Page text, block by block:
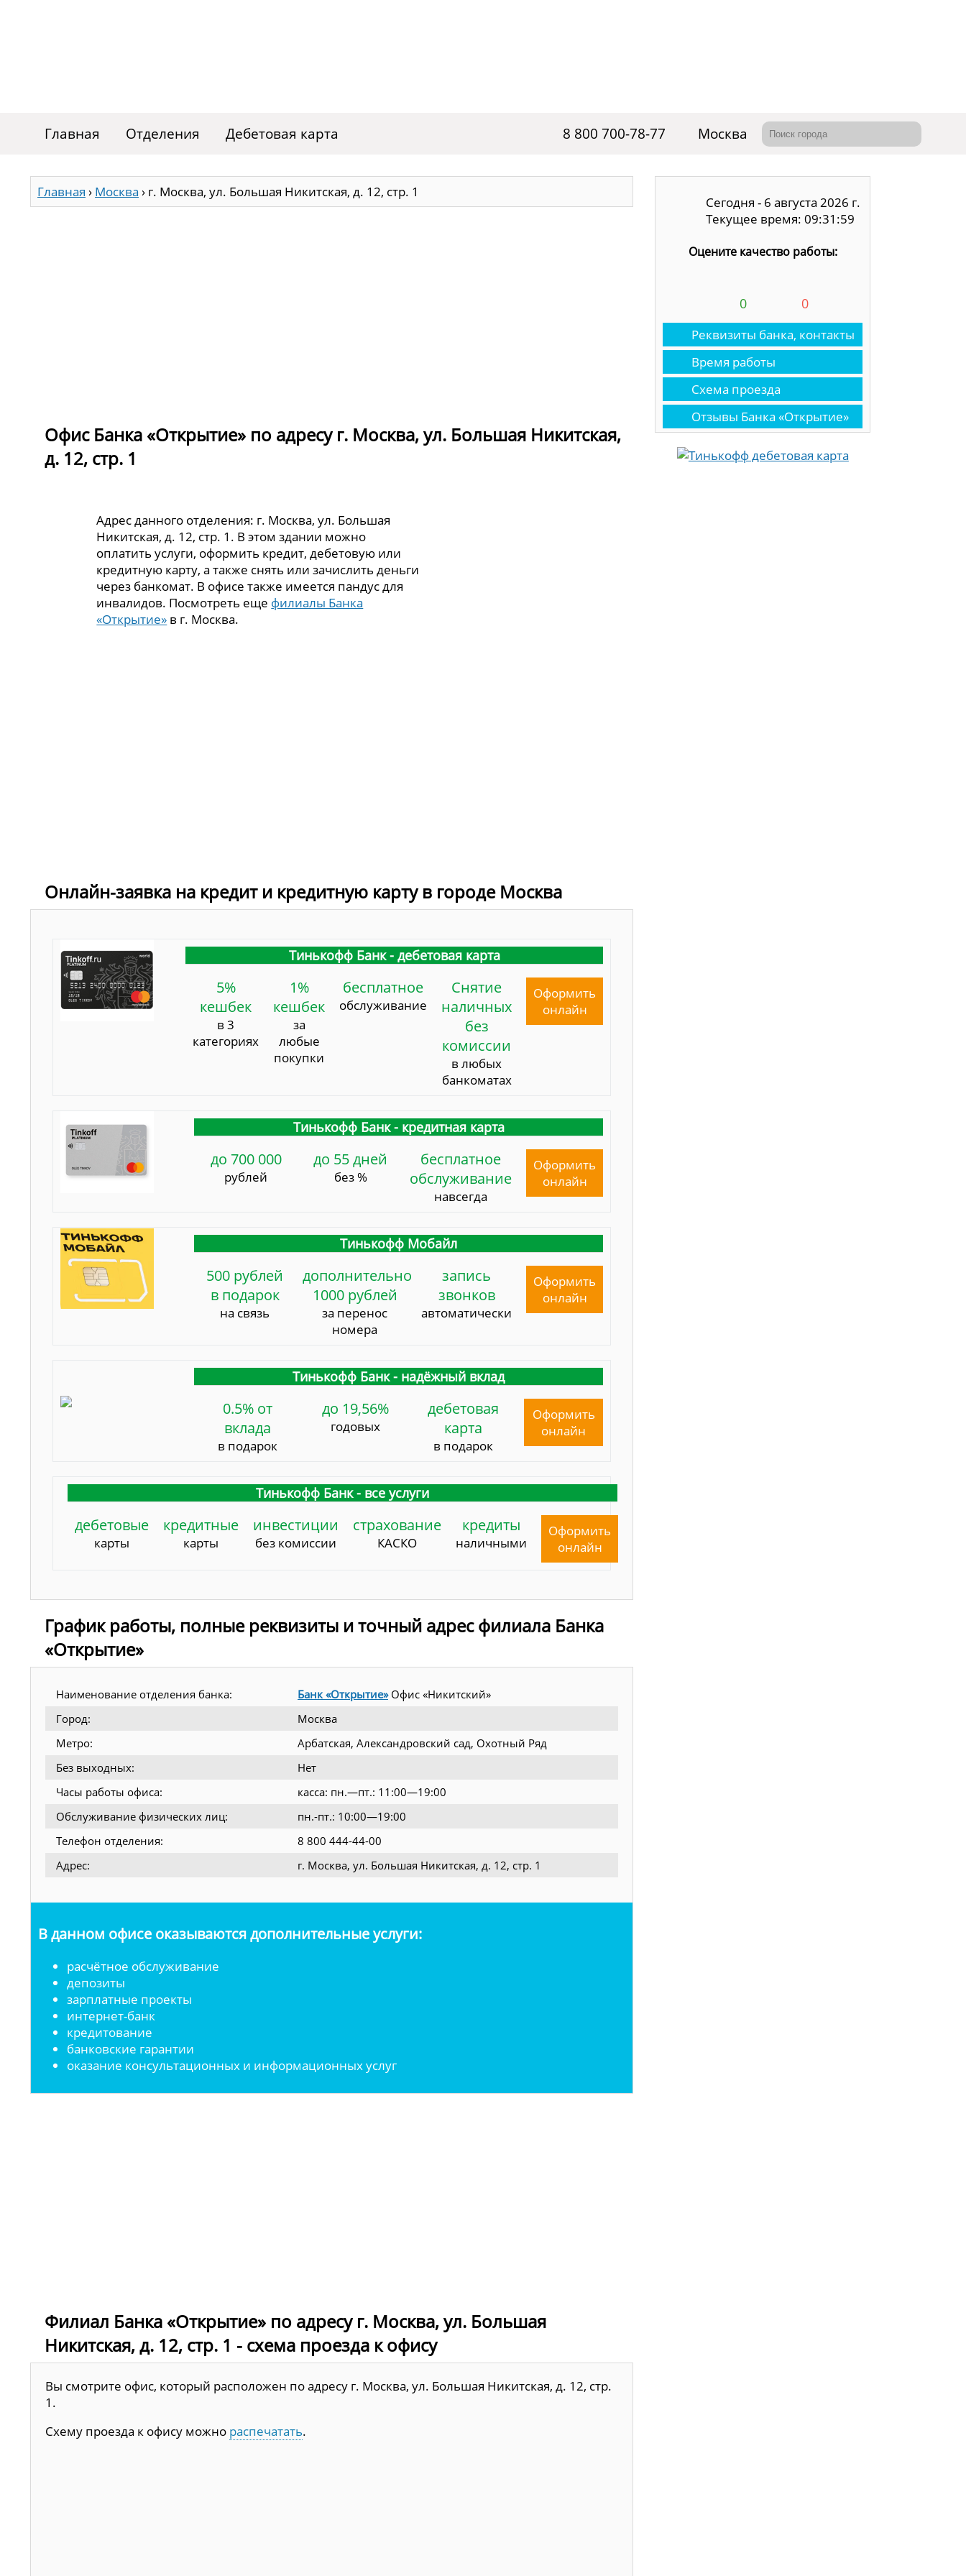
Главная Отделения Дебетовая карта 8 800 700-78-77 Москва
Главная › Москва › г. Москва, ул. Большая Никитская, д. 12, стр. 1
Офис Банка «Открытие» по адресу г. Москва, ул. Большая Никитская,
д. 12, стр. 1
Адрес данного отделения: г. Москва, ул. Большая
Никитская, д. 12, стр. 1. В этом здании можно
оплатить услуги, оформить кредит, дебетовую или
кредитную карту, а также снять или зачислить деньги
через банкомат. В офисе также имеется пандус для
инвалидов. Посмотреть еще филиалы Банка
«Открытие» в г. Москва.
Онлайн-заявка на кредит и кредитную карту в городе Москва
Тинькофф Банк - дебетовая карта
5%
кешбек
в 3
категориях
1%
кешбек
за
любые
покупки
бесплатное
обслуживание
Снятие
наличных
без
комиссии
в любых
банкоматах
Оформить
онлайн
Тинькофф Банк - кредитная карта
до 700 000
рублей
до 55 дней
без %
бесплатное
обслуживание
навсегда
Оформить
онлайн
Тинькофф Мобайл
500 рублей
в подарок
на связь
дополнительно
1000 рублей
за перенос
номера
запись
звонков
автоматически
Оформить
онлайн
Тинькофф Банк - надёжный вклад
0.5% от
вклада
в подарок
до 19,56%
годовых
дебетовая
карта
в подарок
Оформить
онлайн
Тинькофф Банк - все услуги
дебетовые
карты
кредитные
карты
инвестиции
без комиссии
страхование
КАСКО
кредиты
наличными
Оформить
онлайн
График работы, полные реквизиты и точный адрес филиала Банка
«Открытие»
Наименование отделения банка: Банк «Открытие»Офис «Никитский»
Город:
Москва
Метро:
Арбатская, Александровский сад, Охотный Ряд
Без выходных:
Нет
Часы работы офиса:
касса: пн.—пт.: 11:00—19:00
Обслуживание физических лиц:
пн.-пт.: 10:00—19:00
Телефон отделения:
8 800 444-44-00
Адрес:
г. Москва, ул. Большая Никитская, д. 12, стр. 1
В данном офисе оказываются дополнительные услуги:
расчётное обслуживание
депозиты
зарплатные проекты
интернет-банк
кредитование
банковские гарантии
оказание консультационных и информационных услуг
Филиал Банка «Открытие» по адресу г. Москва, ул. Большая
Никитская, д. 12, стр. 1 - схема проезда к офису
Вы смотрите офис, который расположен по адресу г. Москва, ул. Большая Никитская, д. 12, стр.
1.
Схему проезда к офису можно распечатать.
Сегодня - 6 августа 2026 г.
Текущее время: 09:32:00
Оцените качество работы:
0 0
Реквизиты банка, контакты
Время работы
Схема проезда
Отзывы Банка «Открытие»